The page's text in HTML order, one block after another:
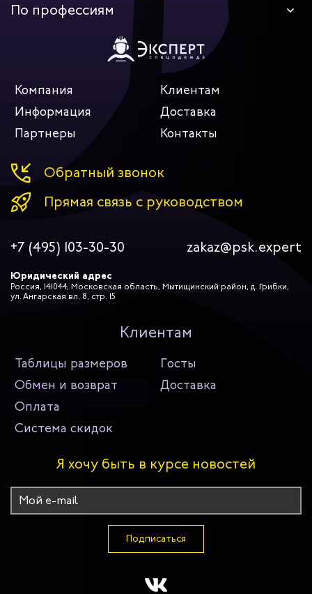
По профессиям
Компания
Клиентам
Информация
Доставка
Партнеры
Контакты
Обратный звонок
Прямая связь с руководством
+7 (495) 103-30-30 zakaz@psk.expert
Юридический адрес
Россия, 141044, Московская область, Мытищинский район, д. Грибки,
ул. Ангарская вл. 8, стр. 15
Клиентам
Таблицы размеров
Госты
Обмен и возврат
Доставка
Оплата
Система скидок
Я хочу быть в курсе новостей
Подписаться